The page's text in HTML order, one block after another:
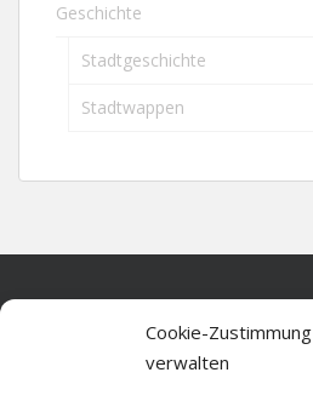
Cookie-Zustimmung
verwalten
Geschichte
Stadtgeschichte
Stadtwappen